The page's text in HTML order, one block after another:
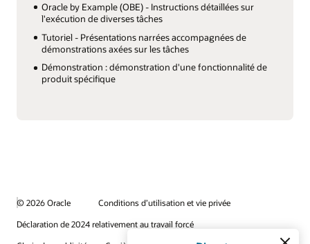
flexibles améliorent le processus de rapprochement. Il
existe des fonctionnalités faciles à utiliser pour gérer les
fonctions de mise à jour et d'importation en masse.
Tableaux de bord prédéfinis
Les tableaux de bord prédéfinis fournissent l'état de la
Oracle by Example (OBE) - Instructions détaillées sur
l'exécution de diverses tâches
Tutoriel - Présentations narrées accompagnées de
démonstrations axées sur les tâches
Démonstration : démonstration d'une fonctionnalité de
produit spécifique
© 2026 Oracle
Conditions d’utilisation et vie privée
Déclaration de 2024 relativement au travail forcé